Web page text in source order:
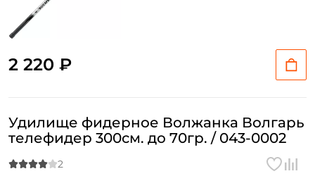
2 220 ₽
Удилище фидерное Волжанка Волгарь
телефидер 300см. до 70гр. / 043-0002